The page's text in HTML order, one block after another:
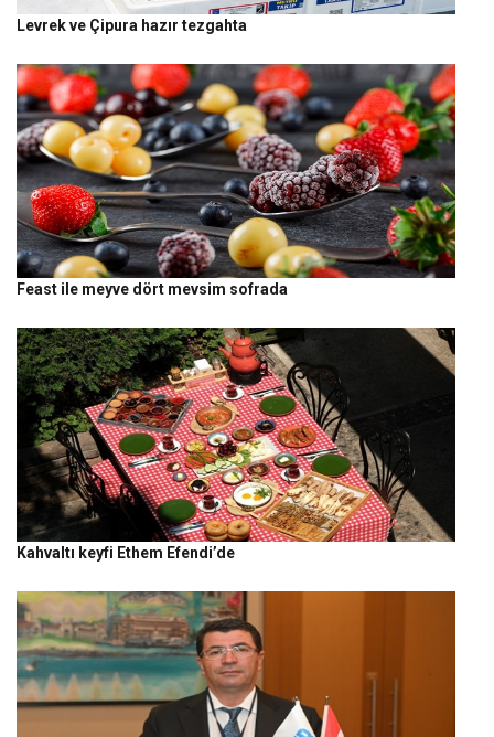
Levrek ve Çipura hazır tezgahta
Feast ile meyve dört mevsim sofrada
Kahvaltı keyfi Ethem Efendi’de